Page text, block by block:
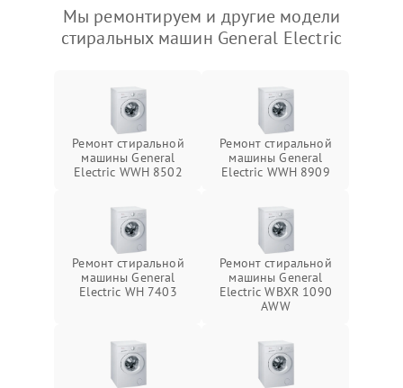
Мы ремонтируем и другие модели
стиральных машин General Electric
Ремонт стиральной
машины General
Electric WWH 8502
Ремонт стиральной
машины General
Electric WWH 8909
Ремонт стиральной
машины General
Electric WH 7403
Ремонт стиральной
машины General
Electric WBXR 1090
AWW